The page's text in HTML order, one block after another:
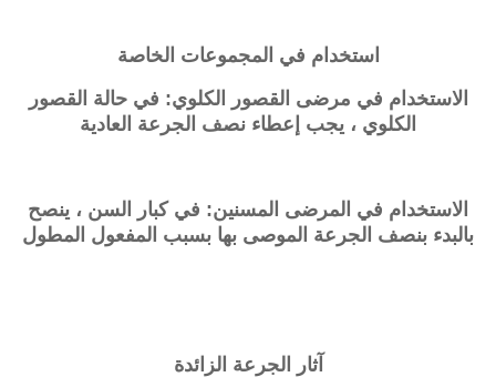
استخدام في المجموعات الخاصة
الاستخدام في مرضى القصور الكلوي: في حالة القصور
الكلوي ، يجب إعطاء نصف الجرعة العادية
الاستخدام في المرضى المسنين: في كبار السن ، ينصح
بالبدء بنصف الجرعة الموصى بها بسبب المفعول المطول
آثار الجرعة الزائدة